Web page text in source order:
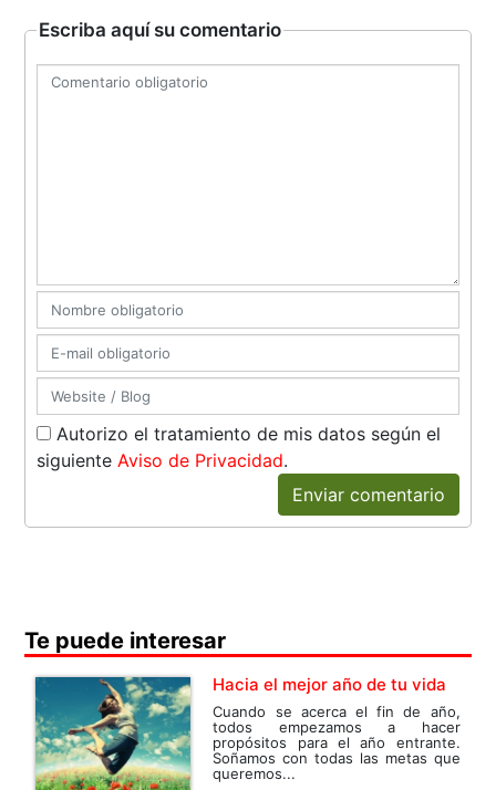
Escriba aquí su comentario
Autorizo el tratamiento de mis datos según el
siguiente Aviso de Privacidad.
Enviar comentario
Te puede interesar
Hacia el mejor año de tu vida
Cuando se acerca el fin de año,
todos empezamos a hacer
propósitos para el año entrante.
Soñamos con todas las metas que
queremos...